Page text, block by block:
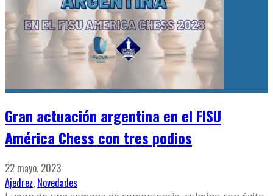
Gran actuación argentina en el FISU
América Chess con tres podios
22 mayo, 2023
Ajedrez, Novedades